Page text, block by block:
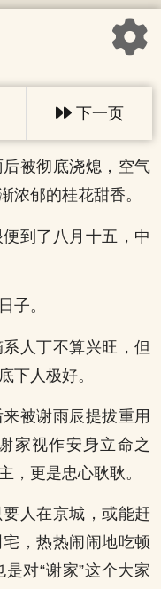
下一页
被彻底浇熄，空气
浓郁的桂花甜香。
到了八月十五，中
子。
人丁不算兴旺，但
下人极好。
被谢雨辰提拔重用
家视作安身立命之
，更是忠心耿耿。
人在京城，或能赶
，热热闹闹地吃顿
对“谢家”这个大家